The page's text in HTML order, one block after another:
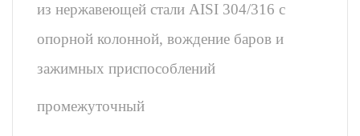
из нержавеющей стали AISI 304/316 с
опорной колонной, вождение баров и
зажимных приспособлений
промежуточный